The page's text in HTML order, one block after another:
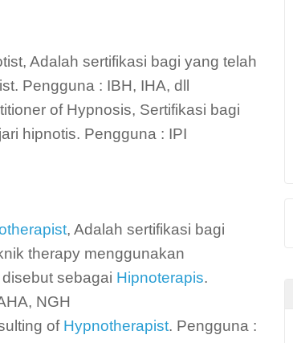
Adalah sertifikasi bagi yang telah
Pengguna : IBH, IHA, dll
of Hypnosis, Sertifikasi bagi
hipnotis. Pengguna : IPI
, Adalah sertifikasi bagi
therapy menggunakan
disebut sebagai Hipnoterapis.
NGH
of Hypnotherapist. Pengguna :